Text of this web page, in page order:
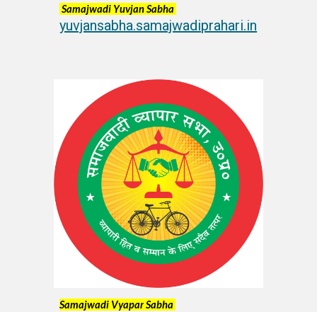
Samajwadi YuvjanSabha
yuvjansabha.samajwadiprahari.in
Samajwadi VyaparSabha